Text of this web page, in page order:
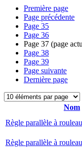
Première page
Page précédente
Page 35
Page 36
Page 37 (page
Page 38
Page 39
Page suivante
Dernière page
Nom
Règle parallèle à
Règle parallèle à